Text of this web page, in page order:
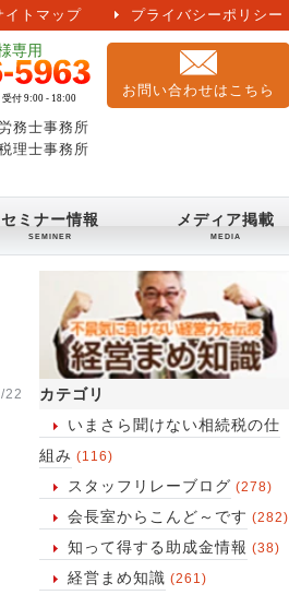
イトマップ プライバシーポリシー
お問い合わせはこちら
務士事務所
理士事務所
セミナー情報 メディア掲載
カテゴリ
いまさら聞けない相続税の仕
組み (116)
スタッフリレーブログ (278)
会長室からこんど～です (282)
知って得する助成金情報 (38)
経営まめ知識 (261)
22